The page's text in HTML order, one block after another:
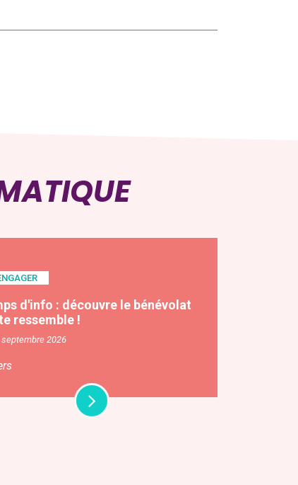
d'info : découvre le bénévolat
ressemble !
septembre 2026